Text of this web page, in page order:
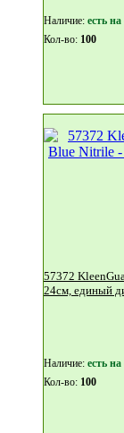
Наличие: eсть
Кол-во: 100
57372 KleenGuard G10 Нитриловые перчатки Blue Nitrile -
24см, единый
Наличие: eсть
Кол-во: 100